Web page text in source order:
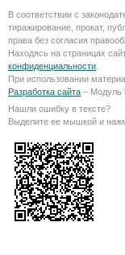
В соответствии с
тиражирование, прокат,
права без согласия
Находясь на страницах
конфиденциальности
При использовании
Разработка сайта – Модуль
Нашли ошибку в тексте?
Выделите ее мышкой и